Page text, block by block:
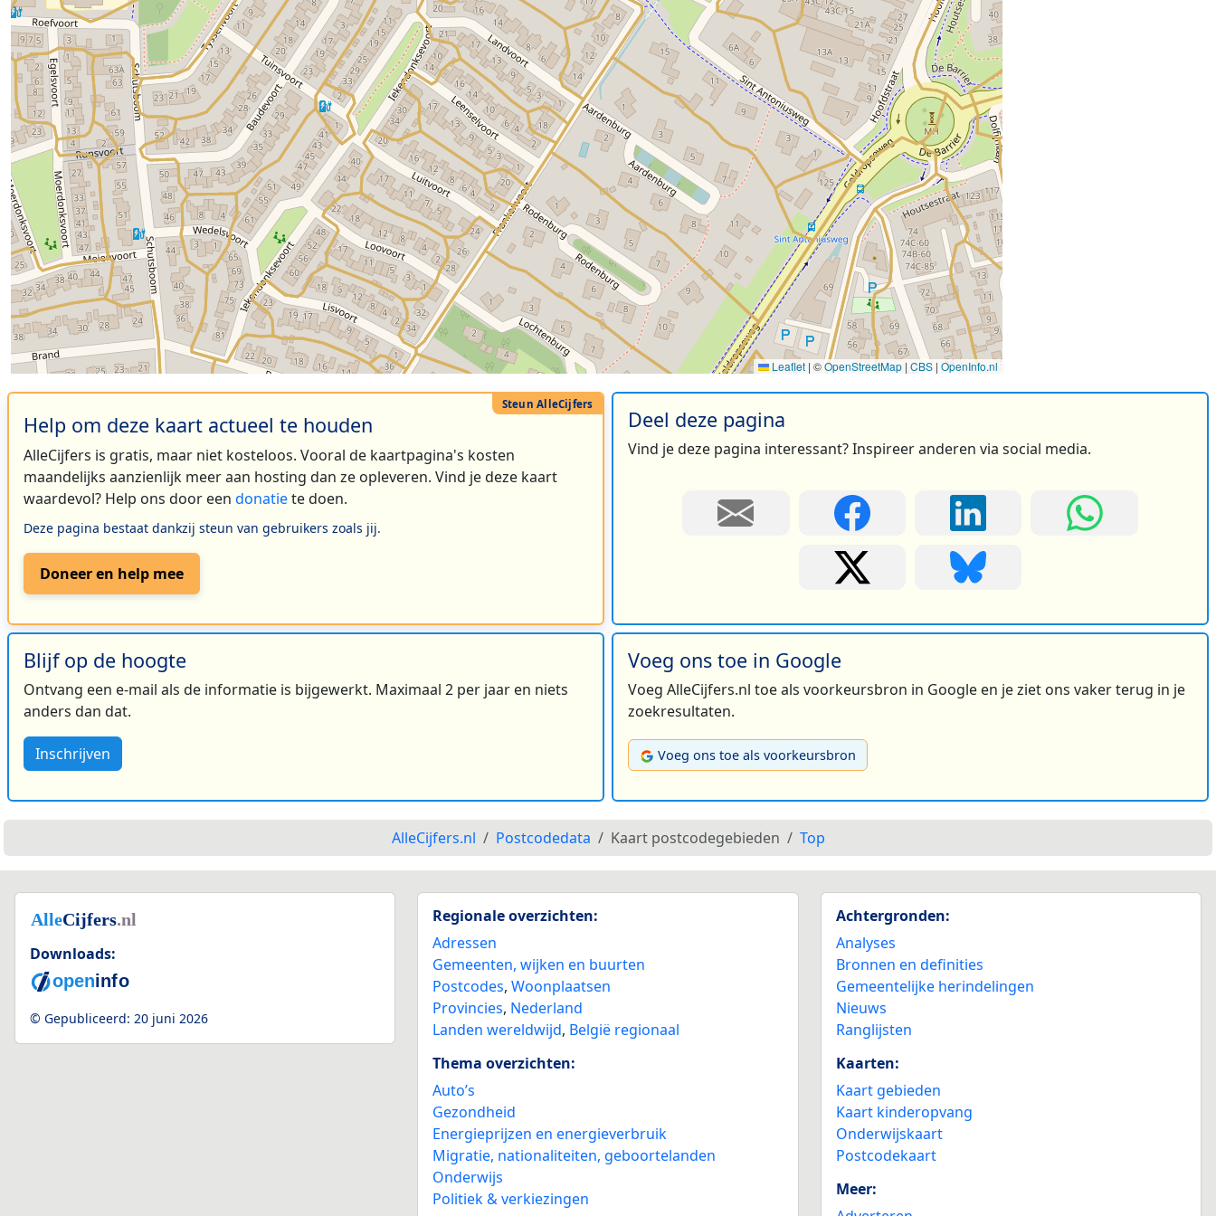
Leaflet | ©OpenStreetMap | CBS | OpenInfo.nl
Help om deze kaart actueel te houden
AlleCijfers is gratis, maar niet kosteloos. Vooral de kaartpagina's kosten
maandelijks aanzienlijk meer aan hosting dan ze opleveren. Vind je deze kaart
waardevol? Help ons door een donatiete doen.
Deze pagina bestaat dankzij steun van gebruikers zoals jij.
Doneer en help mee
Deel deze pagina
Vind je deze pagina interessant? Inspireer anderen via social media.
Blijf op de hoogte
Ontvang een e-mail als de informatie is bijgewerkt. Maximaal 2 per jaar en niets
anders dan dat.
Inschrijven
Voeg ons toe in Google
Voeg AlleCijfers.nl toe als voorkeursbron in Google en je ziet ons vaker terug in je
zoekresultaten.
Voeg ons toe als voorkeursbron
AlleCijfers.nl Postcodedata Kaart postcodegebieden Top
Downloads:
© Gepubliceerd: 20 juni 2026
Regionale overzichten:
Adressen
Gemeenten, wijken en buurten
Postcodes,Woonplaatsen
Provincies, Nederland
Landen wereldwijd, België regionaal
Thema overzichten:
Auto’s
Gezondheid
Energieprijzen en energieverbruik
Migratie, nationaliteiten, geboortelanden
Onderwijs
Politiek & verkiezingen
Achtergronden:
Analyses
Bronnen en definities
Gemeentelijke herindelingen
Nieuws
Ranglijsten
Kaarten:
Kaart gebieden
Kaart kinderopvang
Onderwijskaart
Postcodekaart
Meer: